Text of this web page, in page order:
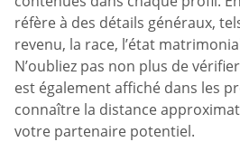
réfère à des détails généraux,
revenu, la race, l’état
N’oubliez pas non plus de
est également affiché dans les
connaître la distance
votre partenaire potentiel.